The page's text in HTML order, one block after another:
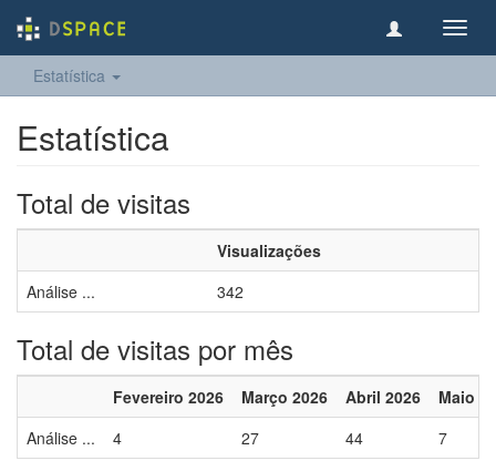
Estatística
Estatística
Total de visitas
Visualizações
Análise ...
342
Total de visitas por mês
Fevereiro 2026 Março 2026 Abril 2026
Maio
Análise ...
4 27 44 7